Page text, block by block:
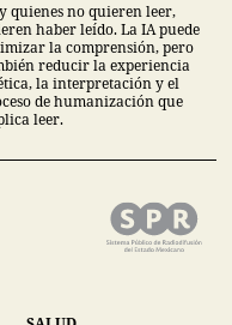
quienes no quieren leer,
haber leído. La IA puede
la comprensión, pero
reducir la experiencia
la interpretación y el
de humanización que
leer.